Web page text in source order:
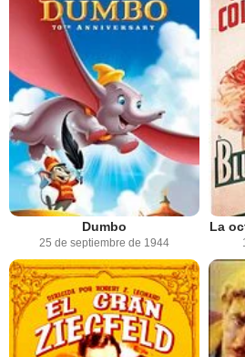
Dumbo
25 de septiembre de 1944
La